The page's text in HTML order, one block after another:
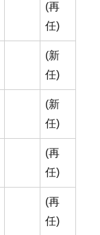
(再
任)
(新
任)
(新
任)
(再
任)
(再
任)